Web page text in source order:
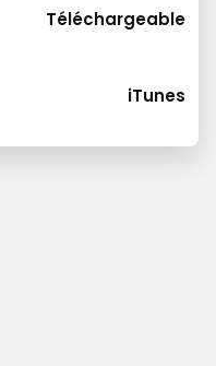
Téléchargeable
iTunes